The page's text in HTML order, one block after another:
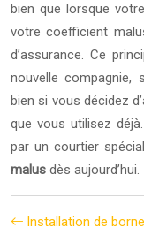
bien que lorsque
votre coefficient
d’assurance. Ce
nouvelle compagnie,
bien si vous décidez
que vous utilisez
par un courtier
malus dès aujourd’hui.
Installation de